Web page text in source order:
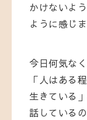
かけないよ
ように感じま
今日何気な
「人はある
生きている
話している